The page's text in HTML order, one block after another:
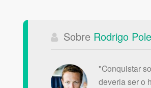
Sobre Rodrigo
"Conquistar
deveria ser o